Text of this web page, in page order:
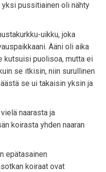
pussitiainen oli nähty
uikku, joka
Ääni oli aika
kutsuisi puolisoa, mutta ei
se itkisin, niin surullinen
se ui takaisin yksin ja
naarasta ja
koirasta yhden naaran
epätasainen
koiraat ovat